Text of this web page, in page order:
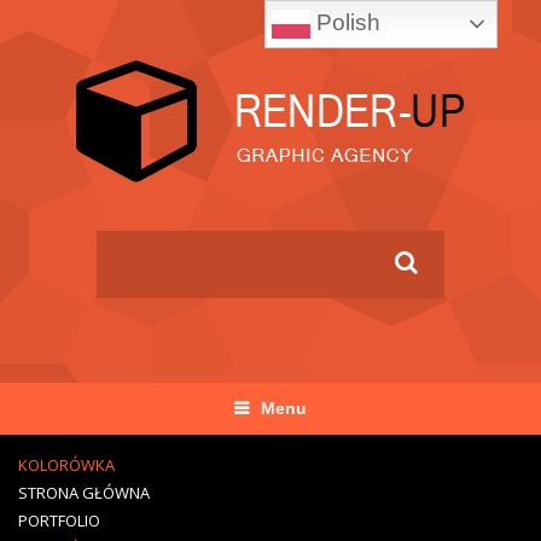
Menu
KOLORÓWKA
STRONA GŁÓWNA
PORTFOLIO
Polish